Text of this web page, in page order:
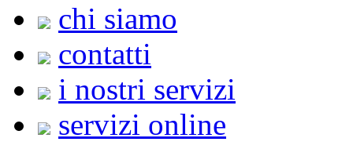
chi siamo
contatti
i nostri servizi
servizi online